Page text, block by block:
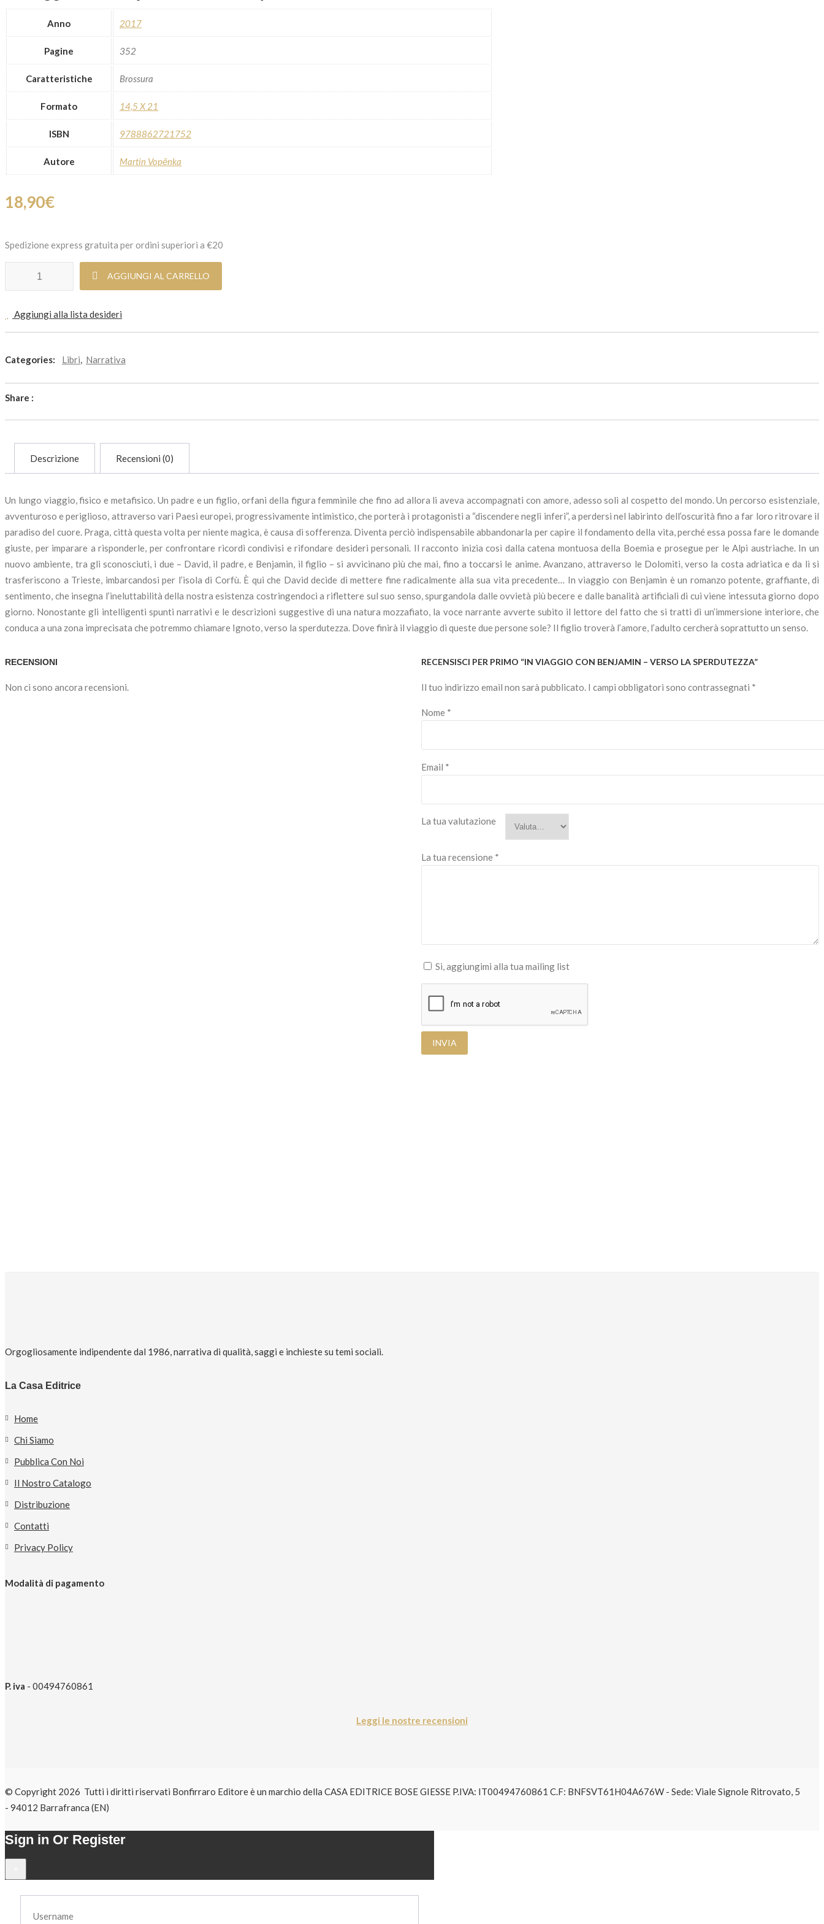
Anno 2017
Pagine 352
Caratteristiche Brossura
Formato 14,5 X 21
ISBN 9788862721752
Autore Martin Vopěnka
18,90€
Spedizione express gratuita per ordini superiori a €20
In viaggio con Benjamin - verso la sperdutezza quantità
AGGIUNGI AL CARRELLO
Aggiungi alla lista desideri
Categories: Libri, Narrativa
Share :
Descrizione Recensioni (0)
Un lungo viaggio, fisico e metafisico. Un padre e un figlio, orfani della figura femminile che fino ad allora li aveva accompagnati con amore, adesso soli al cospetto del mondo. Un percorso esistenziale,
avventuroso e periglioso, attraverso vari Paesi europei, progressivamente intimistico, che porterà i protagonisti a “discendere negli inferi”, a perdersi nel labirinto dell’oscurità fino a far loro ritrovare il
paradiso del cuore. Praga, città questa volta per niente magica, è causa di sofferenza. Diventa perciò indispensabile abbandonarla per capire il fondamento della vita, perché essa possa fare le domande
giuste, per imparare a risponderle, per confrontare ricordi condivisi e rifondare desideri personali. Il racconto inizia così dalla catena montuosa della Boemia e prosegue per le Alpi austriache. In un
nuovo ambiente, tra gli sconosciuti, i due – David, il padre, e Benjamin, il figlio – si avvicinano più che mai, fino a toccarsi le anime. Avanzano, attraverso le Dolomiti, verso la costa adriatica e da lì si
trasferiscono a Trieste, imbarcandosi per l’isola di Corfù. È qui che David decide di mettere fine radicalmente alla sua vita precedente… In viaggio con Benjamin è un romanzo potente, graffiante, di
sentimento, che insegna l’ineluttabilità della nostra esistenza costringendoci a riflettere sul suo senso, spurgandola dalle ovvietà più becere e dalle banalità artificiali di cui viene intessuta giorno dopo
giorno. Nonostante gli intelligenti spunti narrativi e le descrizioni suggestive di una natura mozzafiato, la voce narrante avverte subito il lettore del fatto che si tratti di un’immersione interiore, che
conduca a una zona imprecisata che potremmo chiamare Ignoto, verso la sperdutezza. Dove finirà il viaggio di queste due persone sole? Il figlio troverà l’amore, l’adulto cercherà soprattutto un senso.
RECENSIONI
Non ci sono ancora recensioni.
RECENSISCI PER PRIMO “IN VIAGGIO CON BENJAMIN – VERSO LA SPERDUTEZZA”
Il tuo indirizzo email non sarà pubblicato. I campi obbligatori sono contrassegnati *
Nome *
Email *
La tua valutazione
La tua recensione *
Si, aggiungimi alla tua mailing list
Orgogliosamente indipendente dal 1986, narrativa di qualità, saggi e inchieste su temi sociali.
La Casa Editrice
Home
Chi Siamo
Pubblica Con Noi
Il Nostro Catalogo
Distribuzione
Contatti
Privacy Policy
Modalità di pagamento
P. iva - 00494760861
Leggi le nostre recensioni
© Copyright 2026 Tutti i diritti riservati Bonfirraro Editore è un marchio della CASA EDITRICE BOSE GIESSE P.IVA: IT00494760861 C.F: BNFSVT61H04A676W - Sede: Viale Signole Ritrovato, 5
- 94012 Barrafranca (EN)
Sign in Or Register
Username